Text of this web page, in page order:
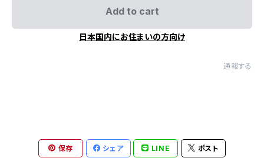
Add to cart
日本国内にお住まいの方向け
通報する
保存 シェア LINE ポスト